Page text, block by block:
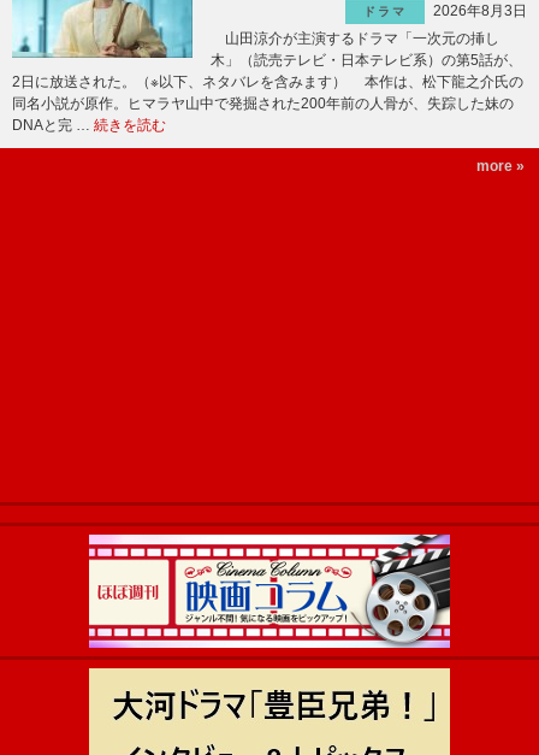
ドラマ
2026年8月3日
山田涼介が主演するドラマ「一次元の挿し
木」（読売テレビ・日本テレビ系）の第5話が、
2日に放送された。（※以下、ネタバレを含みます） 本作は、松下龍之介氏の
同名小説が原作。ヒマラヤ山中で発掘された200年前の人骨が、失踪した妹の
DNAと完 … 続きを読む
more »